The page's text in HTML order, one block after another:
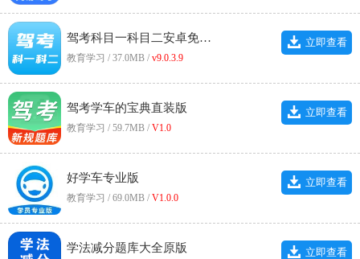
驾考科目一科目二安卓免费版
教育学习 / 37.0MB / v9.0.3.9
立即查看
驾考学车的宝典直装版
教育学习 / 59.7MB / V1.0
立即查看
好学车专业版
教育学习 / 69.0MB / V1.0.0
立即查看
学法减分题库大全原版 立即查看